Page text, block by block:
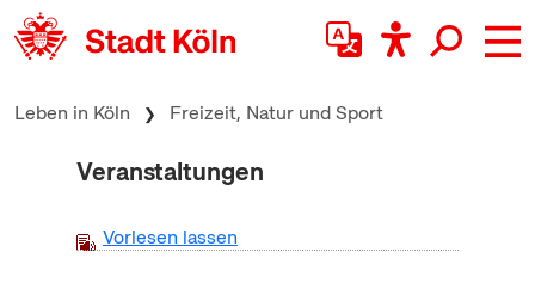
zum Inhalt springen
Leben in Köln Freizeit, Natur und Sport
Veranstaltungen
Vorlesen lassen